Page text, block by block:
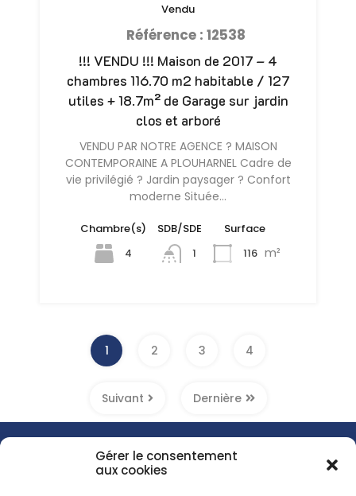
Gérer le consentement
aux cookies
!!! VENDU !!! Maison de 2017 – 4
chambres 116.70 m2 habitable / 127
utiles + 18.7m² de Garage sur jardin
clos et arboré
VENDU PAR NOTRE AGENCE ? MAISON
CONTEMPORAINE A PLOUHARNEL Cadre de
vie privilégié ? Jardin paysager ? Confort
moderne Située…
Chambre(s)
4
SDB/SDE
1
Surface
116 m²
Vendu
Référence : 12538
1 2 3 4
Suivant Dernière